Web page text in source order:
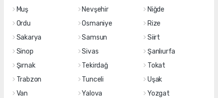
Muş
Nevşehir
Niğde
Ordu
Osmaniye
Rize
Sakarya
Samsun
Siirt
Sinop
Sivas
Şanlıurfa
Şırnak
Tekirdağ
Tokat
Trabzon
Tunceli
Uşak
Van
Yalova
Yozgat